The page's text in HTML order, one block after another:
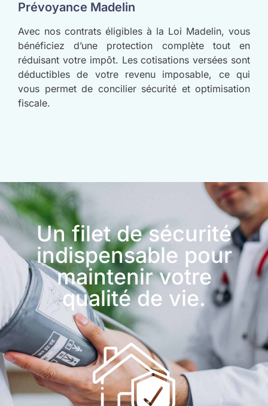
Prévoyance Madelin
Avec nos contrats éligibles à la Loi Madelin, vous
bénéficiez d’une protection complète tout en
réduisant votre impôt. Les cotisations versées sont
déductibles de votre revenu imposable, ce qui
vous permet de concilier sécurité et optimisation
fiscale.
Un filet de sécurité
indispensable pour
maintenir votre
qualité de vie.